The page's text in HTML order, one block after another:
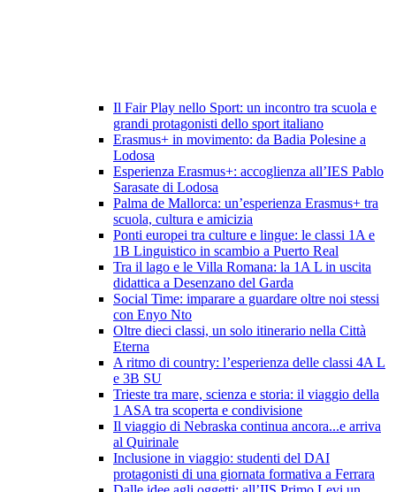
Il Fair Play nello Sport: un incontro tra scuola e
grandi protagonisti dello sport italiano
Erasmus+ in movimento: da Badia Polesine a
Lodosa
Esperienza Erasmus+: accoglienza all’IES Pablo
Sarasate di Lodosa
Palma de Mallorca: un’esperienza Erasmus+ tra
scuola, cultura e amicizia
Ponti europei tra culture e lingue: le classi 1A e
1B Linguistico in scambio a Puerto Real
Tra il lago e le Villa Romana: la 1A L in uscita
didattica a Desenzano del Garda
Social Time: imparare a guardare oltre noi stessi
con Enyo Nto
Oltre dieci classi, un solo itinerario nella Città
Eterna
A ritmo di country: l’esperienza delle classi 4A L
e 3B SU
Trieste tra mare, scienza e storia: il viaggio della
1 ASA tra scoperta e condivisione
Il viaggio di Nebraska continua ancora...e arriva
al Quirinale
Inclusione in viaggio: studenti del DAI
protagonisti di una giornata formativa a Ferrara